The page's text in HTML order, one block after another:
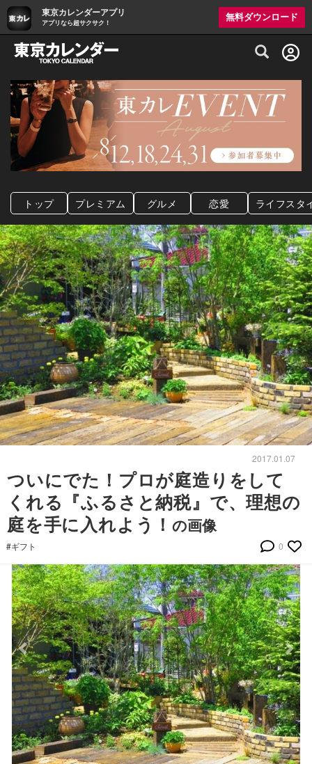
東京カレンダーアプリ
アプリなら超サクサク！
無料ダウンロード
グルメ情報・プレミアムレストラン予約
トップ プレミアム グルメ 恋愛 ライフスタ
2017.01.07
ついにでた！プロが庭造りをして
くれる『ふるさと納税』で、理想の
庭を手に入れよう！の画像
#ギフト 0